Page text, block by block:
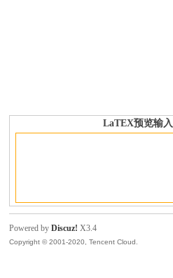
LaTEX预览输入
Powered byDiscuz! X3.4
Copyright © 2001-2020, Tencent Cloud.